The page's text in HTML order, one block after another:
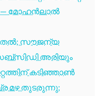
— മോഹൻലാൽ
സൗജന്യ
അരിയും
കടിഞ്ഞാൺ
മഴ തുടരുന്നു;